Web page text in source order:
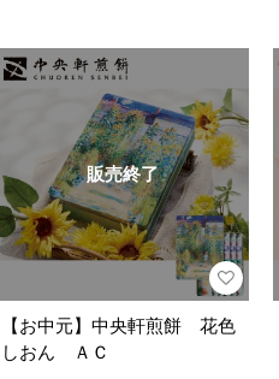
販売終了
【お中元】中央軒煎餅 花色
しおん ＡＣ